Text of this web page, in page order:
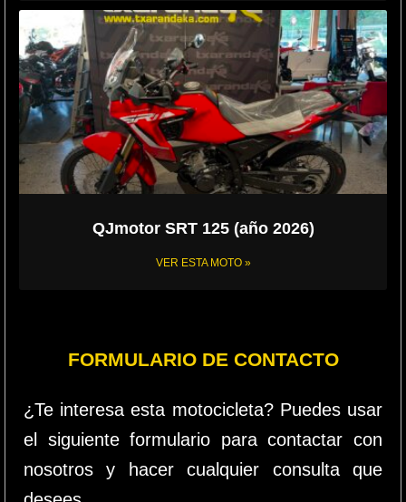
QJmotor SRT 125 (año 2026)
VER ESTA MOTO »
FORMULARIO DE CONTACTO
¿Te interesa esta motocicleta? Puedes usar
el siguiente formulario para contactar con
nosotros y hacer cualquier consulta que